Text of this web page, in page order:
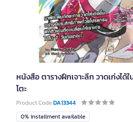
หนังสือ ตารางฝึกเจาะลึก วาดเก่งได้
โตะ
Product CodeDA13344
0% installment available